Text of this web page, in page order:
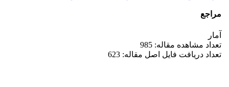
مراجع
آمار
تعداد مشاهده مقاله: 985
تعداد دریافت فایل اصل مقاله: 623